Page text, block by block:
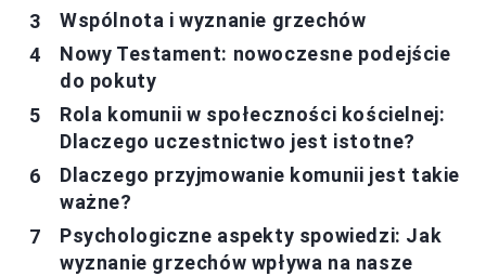
Wspólnota i wyznanie grzechów
Nowy Testament: nowoczesne podejście
do pokuty
Rola komunii w społeczności kościelnej:
Dlaczego uczestnictwo jest istotne?
Dlaczego przyjmowanie komunii jest takie
ważne?
Psychologiczne aspekty spowiedzi: Jak
wyznanie grzechów wpływa na nasze